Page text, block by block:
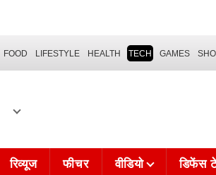
FOOD LIFESTYLE HEALTH TECH GAMES
रिव्यूज फीचर वीडियो डिफेंस